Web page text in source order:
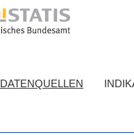
DATENQUELLEN